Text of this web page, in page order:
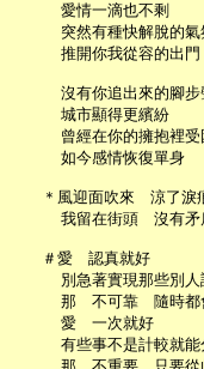
     愛情一滴也不剩
突然有種快解脫的氣
     推開你我從容的出門
沒有你追出來的腳步
     城市顯得更繽紛
曾經在你的擁抱裡受
     如今感情恢復單身
＊風迎面吹來　涼了淚
我留在街頭　沒有矛
   ＃愛　認真就好
別急著實現那些別人
那　不可靠　隨時都
     愛　一次就好
有些事不是計較就能